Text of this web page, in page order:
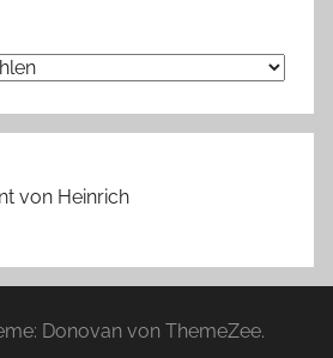
von Heinrich
Donovan von ThemeZee.